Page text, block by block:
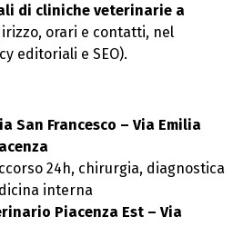
di cliniche veterinarie a
orari e contatti, nel
editoriali e SEO).
San Francesco – Via Emilia
24h, chirurgia, diagnostica
interna
Piacenza Est – Via